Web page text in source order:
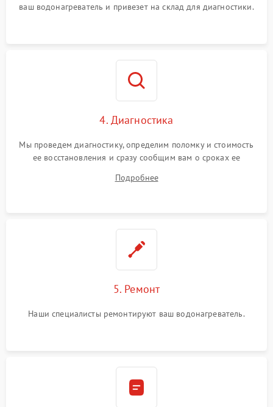
ваш водонагреватель и привезет на склад для диагностики.
4. Диагностика
Мы проведем диагностику, определим поломку и стоимость
ее восстановления и сразу сообщим вам о сроках ее
Подробнее
5. Ремонт
Наши специалисты ремонтируют ваш водонагреватель.